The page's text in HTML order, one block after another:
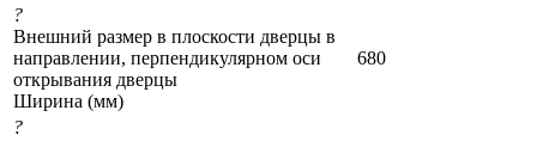
?
Внешний размер в плоскости дверцы в
направлении, перпендикулярном оси
открывания дверцы
Ширина (мм)
680
?